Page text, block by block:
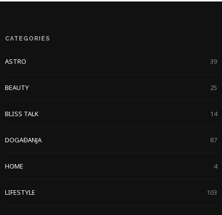
CATEGORIES
ASTRO 39
BEAUTY 25
BLISS TALK 14
DOGAĐANJA 87
HOME 4
LIFESTYLE 103